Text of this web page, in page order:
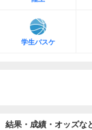
学生バスケ
結果・成績・オッズな